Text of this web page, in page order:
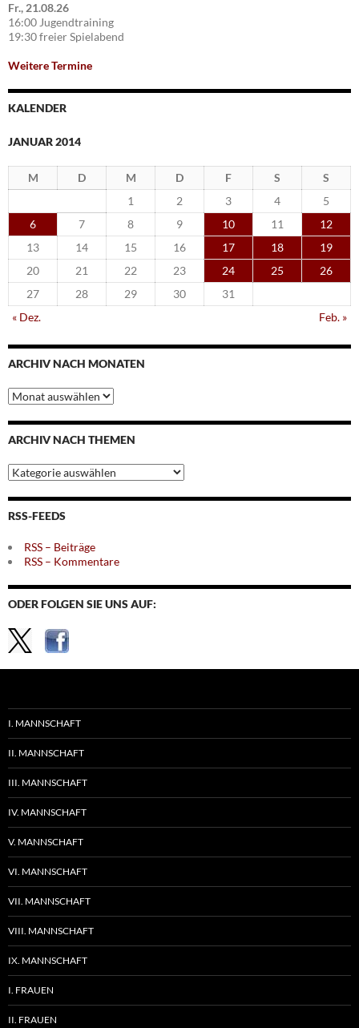
Fr., 21.08.26
16:00 Jugendtraining
19:30 freier Spielabend
Weitere Termine
KALENDER
JANUAR 2014
M D M D F S
S
1
2 3 4
5
6
7 8 9 10 11
12
13
14 15 16 17 18
19
20
21 22 23 24 25
26
27
28 29 30
31
« Dez.
Feb. »
ARCHIV NACH MONATEN
Archiv
nach
Monaten
ARCHIV NACH THEMEN
Archiv
nach
Themen
RSS-FEEDS
RSS – Beiträge
RSS – Kommentare
ODER FOLGEN SIE UNS AUF:
I. MANNSCHAFT
II. MANNSCHAFT
III. MANNSCHAFT
IV. MANNSCHAFT
V. MANNSCHAFT
VI. MANNSCHAFT
VII. MANNSCHAFT
VIII. MANNSCHAFT
IX. MANNSCHAFT
I. FRAUEN
II. FRAUEN